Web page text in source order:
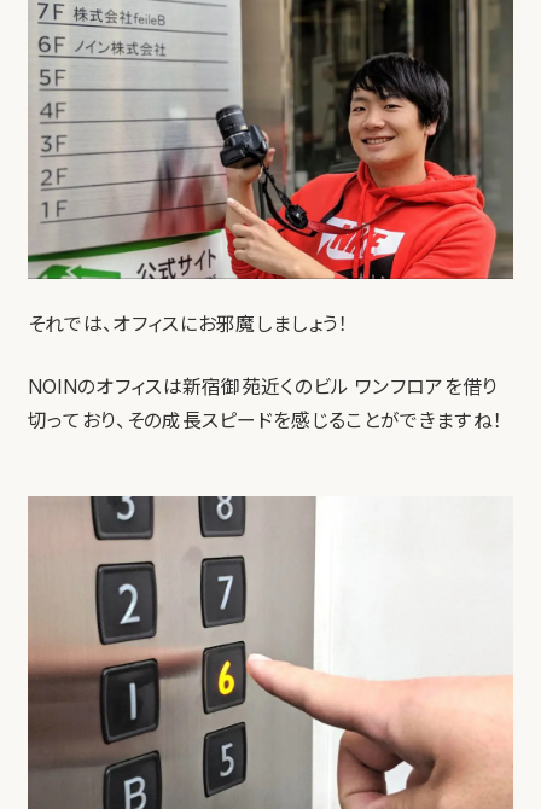
それでは、オフィスにお邪魔しましょう！
NOINのオフィスは新宿御苑近くのビル ワンフロアを借り
切っており、その成長スピードを感じることができますね！